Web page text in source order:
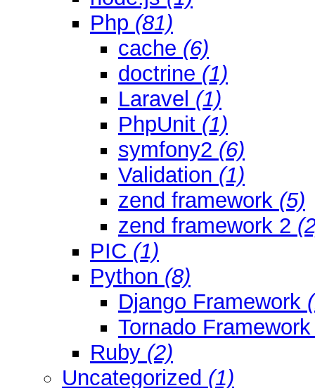
Php (81)
cache (6)
doctrine (1)
Laravel (1)
PhpUnit (1)
symfony2 (6)
Validation (1)
zend framework (5)
zend framework 2
PIC (1)
Python (8)
Django Framework
Tornado
Ruby (2)
Uncategorized (1)